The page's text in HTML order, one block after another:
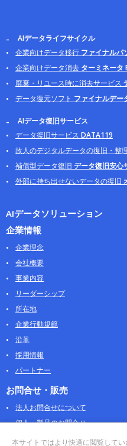
AIデータライフサイクル
企業向けデータ移行 ファイナル
企業向けデータ消去 ターミネータ
廃棄・リユース時に消去サービス
データ復元ソフト ファイナルデー
AIデータ復旧サービス
データ復旧サービス DATA119
故人のデジタルデータの復旧・整
補償型データ復旧 データ復旧安心
外部に持ち出せないデータの復旧
AIデータソリューション
企業情報
企業理念
会社概要
事業内容
リーダーシップ
所在地
企業行動規範
沿革
採用情報
パートナー
お問合せ・販売
法人お問合せについて
個人・製品のお問合せ
AOSストア
本サイトではより快適に閲覧して